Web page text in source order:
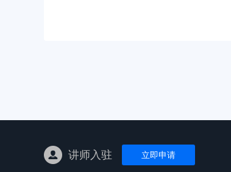
讲师入驻 立即申请